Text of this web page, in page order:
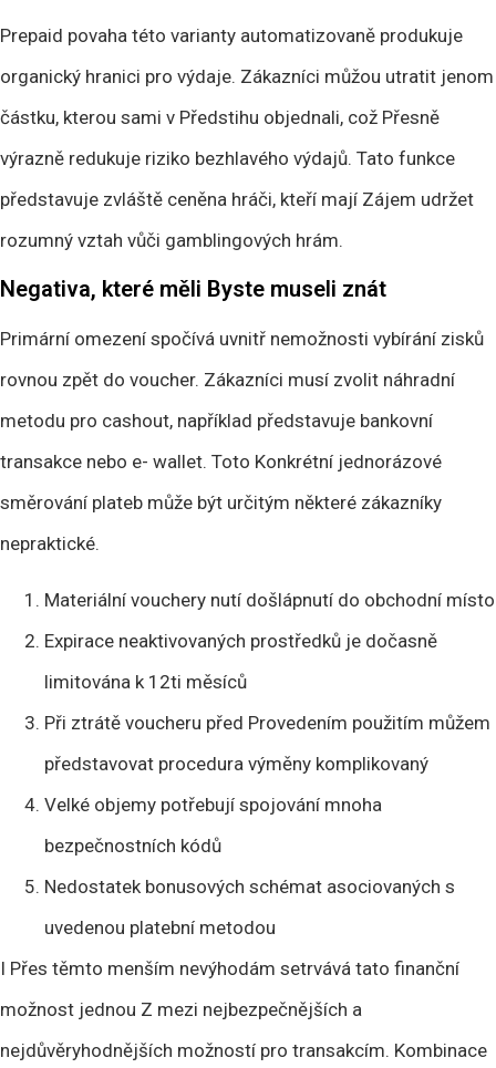
Prepaid povaha této varianty automatizovaně produkuje
organický hranici pro výdaje. Zákazníci můžou utratit jenom
částku, kterou sami v Předstihu objednali, což Přesně
výrazně redukuje riziko bezhlavého výdajů. Tato funkce
představuje zvláště ceněna hráči, kteří mají Zájem udržet
rozumný vztah vůči gamblingových hrám.
Negativa, které měli Byste museli znát
Primární omezení spočívá uvnitř nemožnosti vybírání zisků
rovnou zpět do voucher. Zákazníci musí zvolit náhradní
metodu pro cashout, například představuje bankovní
transakce nebo e- wallet. Toto Konkrétní jednorázové
směrování plateb může být určitým některé zákazníky
nepraktické.
Materiální vouchery nutí došlápnutí do obchodní místo
Expirace neaktivovaných prostředků je dočasně
limitována k 12ti měsíců
Při ztrátě voucheru před Provedením použitím můžem
představovat procedura výměny komplikovaný
Velké objemy potřebují spojování mnoha
bezpečnostních kódů
Nedostatek bonusových schémat asociovaných s
uvedenou platební metodou
I Přes těmto menším nevýhodám setrvává tato finanční
možnost jednou Z mezi nejbezpečnějších a
nejdůvěryhodnějších možností pro transakcím. Kombinace